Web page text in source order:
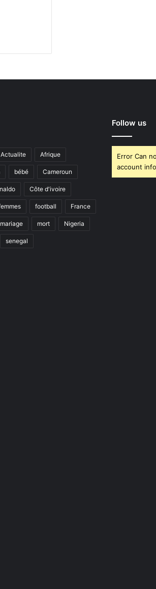
Actualite Afrique
bébé Cameroun
Côte d'ivoire
football France
mariage mort Nigeria
senegal
Follow us
Error Can
account